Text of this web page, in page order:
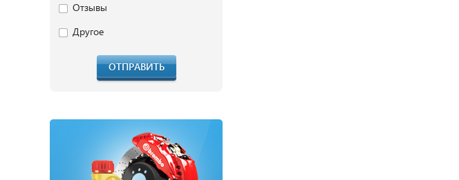
Отзывы
Другое
ОТПРАВИТЬ